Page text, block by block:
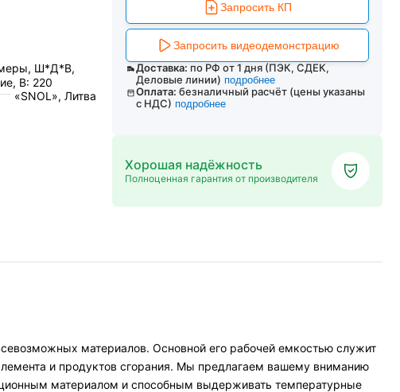
Ш*Д*В,
В: 220
«SNOL», Литва
Запросить КП
Запросить видеодемонстрацию
Доставка: по РФ от 1 дня (ПЭК, СДЕК,
Деловые линии) подробнее
Оплата: безналичный расчёт (цены указаны
с НДС) подробнее
Хорошая надёжность
Полноценная гарантия от производителя
материалов. Основной его рабочей емкостью служит
и продуктов сгорания. Мы предлагаем вашему вниманию
материалом и способным выдерживать температурные